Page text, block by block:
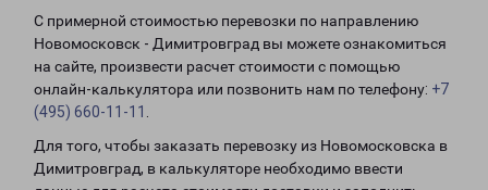
С примерной стоимостью перевозки по направлению
Новомосковск - Димитровград вы можете ознакомиться
на сайте, произвести расчет стоимости с помощью
онлайн-калькулятора или позвонить нам по телефону: +7
(495) 660-11-11
Для того, чтобы заказать перевозку из Новомосковска в
Димитровград, в калькуляторе необходимо ввести